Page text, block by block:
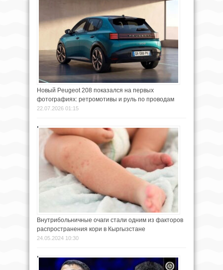
Новый Peugeot 208 показался на первых
фотографиях: ретромотивы и руль по проводам
22.07.2026 01:15
Внутрибольничные очаги стали одним из факторов
распространения кори в Кыргызстане
24.05.2024 10:30